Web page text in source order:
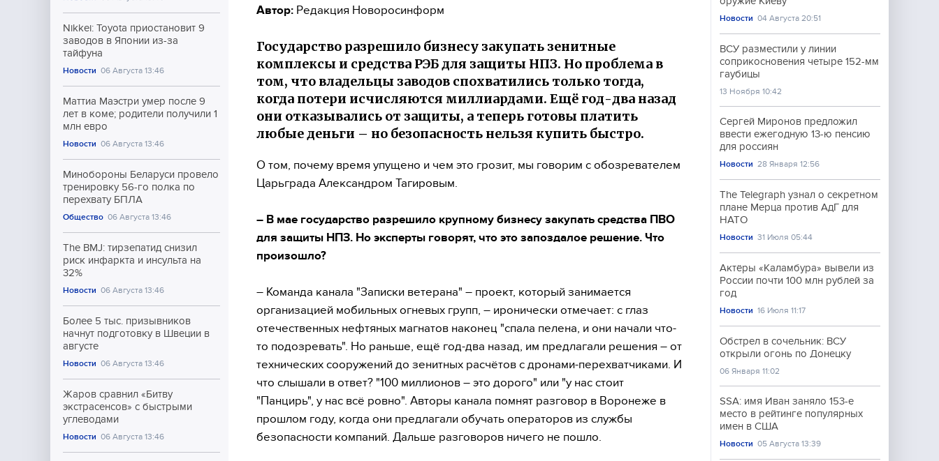
Nikkei: Toyota приостановит 9
заводов в Японии из-за
тайфуна
Новости 06 Августа 13:46
Маттиа Маэстри умер после 9
лет в коме; родители получили 1
млн евро
Новости 06 Августа 13:46
Минобороны Беларуси провело
тренировку 56-го полка по
перехвату БПЛА
Общество 06 Августа 13:46
The BMJ: тирзепатид снизил
риск инфаркта и инсульта на
32%
Новости 06 Августа 13:46
Более 5 тыс. призывников
начнут подготовку в Швеции в
августе
Новости 06 Августа 13:46
Жаров сравнил «Битву
экстрасенсов» с быстрыми
углеводами
Новости 06 Августа 13:46
Автор: Редакция Новоросинформ
Государство разрешило бизнесу закупать зенитные
комплексы и средства РЭБ для защиты НПЗ. Но проблема в
том, что владельцы заводов спохватились только тогда,
когда потери исчисляются миллиардами. Ещё год-два назад
они отказывались от защиты, а теперь готовы платить
любые деньги – но безопасность нельзя купить быстро.
О том, почему время упущено и чем это грозит, мы говорим с обозревателем
Царьграда Александром Тагировым.
– В мае государство разрешило крупному бизнесу закупать средства ПВО
для защиты НПЗ. Но эксперты говорят, что это запоздалое решение. Что
произошло?
– Команда канала "Записки ветерана" – проект, который занимается
организацией мобильных огневых групп, – иронически отмечает: с глаз
отечественных нефтяных магнатов наконец "спала пелена, и они начали что-
то подозревать". Но раньше, ещё год-два назад, им предлагали решения – от
технических сооружений до зенитных расчётов с дронами-перехватчиками. И
что слышали в ответ? "100 миллионов – это дорого" или "у нас стоит
"Панцирь", у нас всё ровно". Авторы канала помнят разговор в Воронеже в
прошлом году, когда они предлагали обучать операторов из службы
безопасности компаний. Дальше разговоров ничего не пошло.
Новости 04 Августа 20:51
ВСУ разместили у линии
соприкосновения четыре 152-мм
гаубицы
13 Ноября 10:42
Сергей Миронов предложил
ввести ежегодную 13-ю пенсию
для россиян
Новости 28 Января 12:56
The Telegraph узнал о секретном
плане Мерца против АдГ для
НАТО
Новости 31 Июля 05:44
Актёры «Каламбура» вывели из
России почти 100 млн рублей за
год
Новости 16 Июля 11:17
Обстрел в сочельник: ВСУ
открыли огонь по Донецку
06 Января 11:02
SSA: имя Иван заняло 153-е
место в рейтинге популярных
имен в США
Новости 05 Августа 13:39